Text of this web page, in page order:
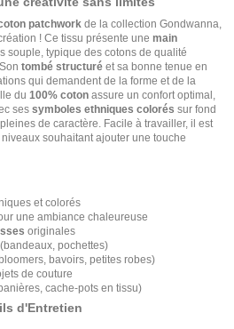
patchwork de la collection Gondwanna,
! Ce tissu présente une main
souple, typique des cotons de qualité
tombé structuré et sa bonne tenue en
qui demandent de la forme et de la
du 100% coton assure un confort optimal,
ses symboles ethniques colorés sur fond
de caractère. Facile à travailler, il est
souhaitant ajouter une touche
et colorés
une ambiance chaleureuse
originales
(bandeaux, pochettes)
bavoirs, petites robes)
de couture
cache-pots en tissu)
d'Entretien